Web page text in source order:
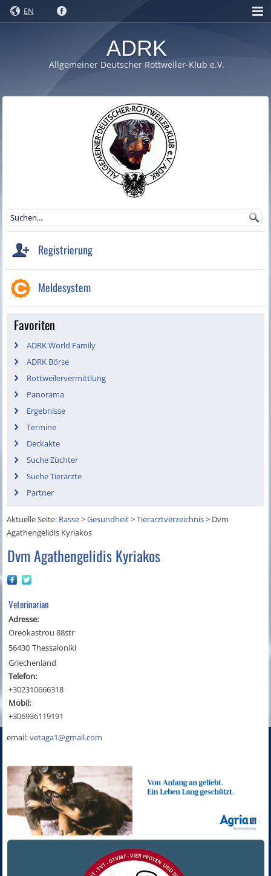
EN
ADRK
Allgemeiner Deutscher Rottweiler-Klub e.V.
Registrierung
Meldesystem
Favoriten
ADRK World Family
ADRK Börse
Rottweilervermittlung
Panorama
Ergebnisse
Termine
Deckakte
Suche Züchter
Suche Tierärzte
Partner
Aktuelle Seite: Rasse>Gesundheit>Tierarztverzeichnis> Dvm
Agathengelidis Kyriakos
Dvm Agathengelidis Kyriakos
Veterinarian
Adresse:
Oreokastrou 88str
56430 Thessaloniki
Griechenland
Telefon:
+302310666318
Mobil:
+306936119191
email:vetaga1@gmail.com